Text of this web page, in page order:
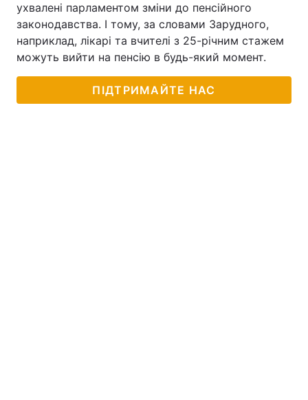
ухвалені парламентом зміни до пенсійного
законодавства. І тому, за словами Зарудного,
наприклад, лікарі та вчителі з 25-річним стажем
можуть вийти на пенсію в будь-який момент.
ПІДТРИМАЙТЕ НАС